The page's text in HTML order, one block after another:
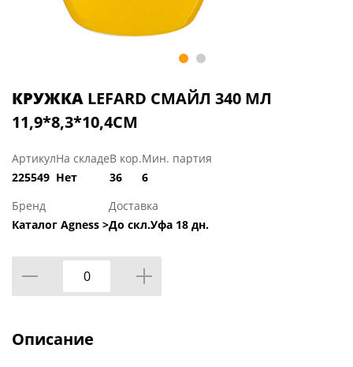
КРУЖКА LEFARD СМАЙЛ 340 МЛ
11,9*8,3*10,4СМ
Артикул
225549
На складе
Нет
В кор.
36
Мин. партия
6
Бренд
Каталог Agness >
Доставка
До скл.Уфа 18 дн.
Описание